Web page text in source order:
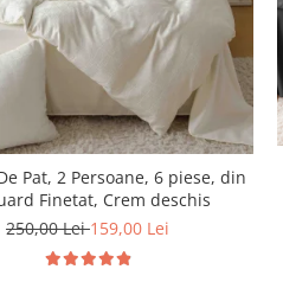
Pat, 2 Persoane, 6 piese, din
Finetat, Crem deschis
250,00 Lei159,00 Lei